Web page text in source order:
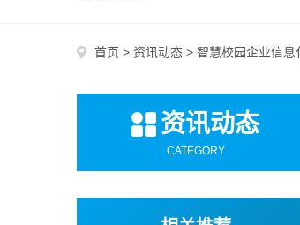
首页 > 资讯动态 > 智慧校园企业信息
资讯动态
CATEGORY